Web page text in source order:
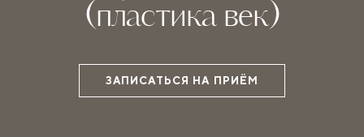
(пластика век)
ЗАПИСАТЬСЯ НА ПРИЁМ